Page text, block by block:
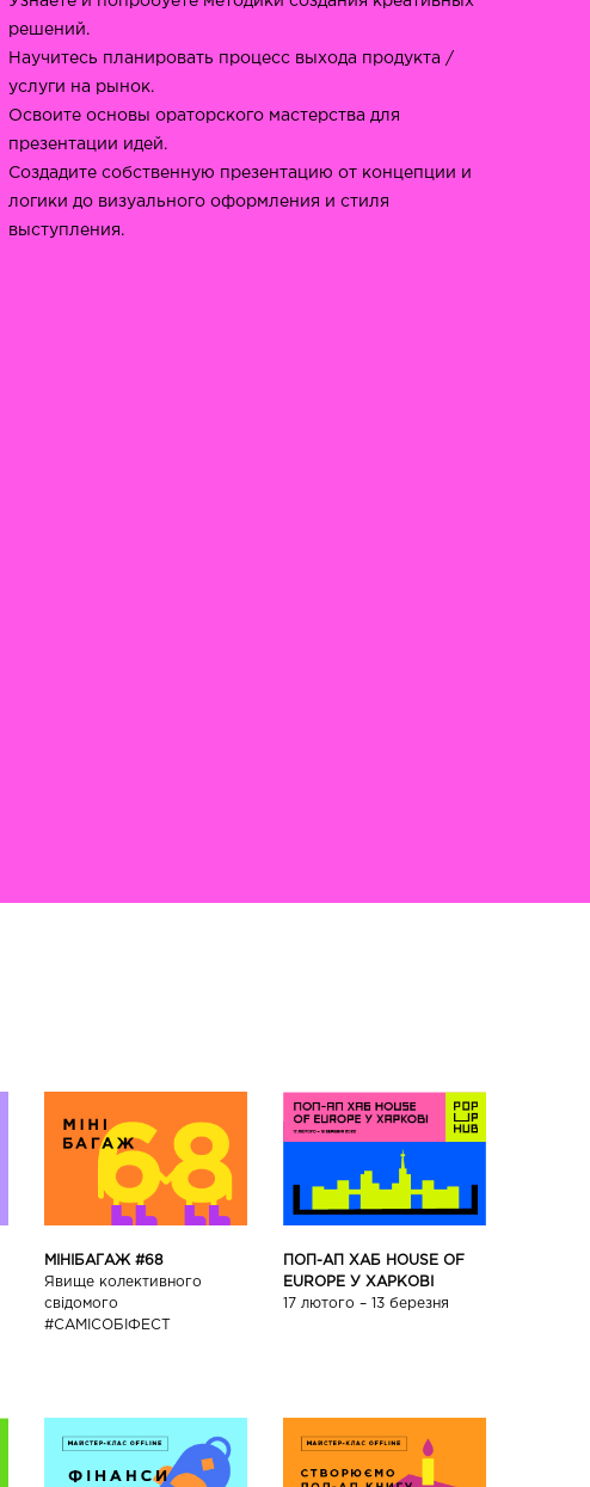
решений.
Научитесь планировать процесс выхода продукта /
услуги на рынок.
Освоите основы ораторского мастерства для
презентации идей.
Создадите собственную презентацию от концепции и
логики до визуального оформления и стиля
выступления.
МІНІБАГАЖ #68
Явище колективного
свідомого
#САМІСОБІФЕСТ
ПОП-АП ХАБ HOUSE OF
EUROPE У ХАРКОВІ
17 лютого – 13 березня